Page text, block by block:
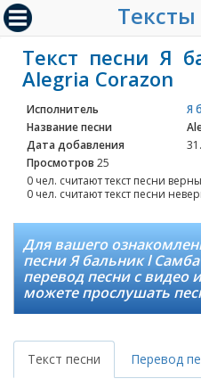
Текст песни Я
Alegria Corazon
Исполнитель
Я
Название песни
Дата добавления
Просмотров 25
0 чел. считают текст песни
0 чел. считают текст песни
Для вашего
песни Я бальник l
перевод песни с видео
можете прослушать
Текст песни Перевод